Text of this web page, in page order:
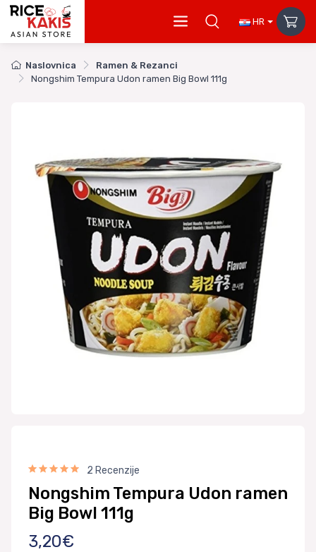
HR
Naslovnica
Ramen & Rezanci
Nongshim Tempura Udon ramen Big Bowl 111g
2 Recenzije
Nongshim Tempura Udon ramen
Big Bowl 111g
3,20€